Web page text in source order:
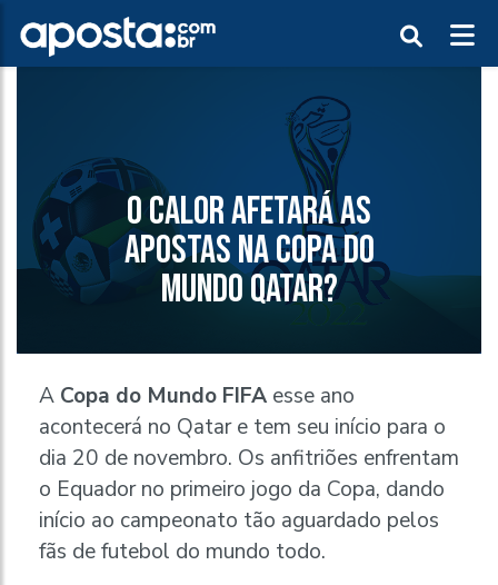
O CALOR AFETARÁ AS
APOSTAS NA COPA DO
MUNDO QATAR?
A Copa do Mundo FIFA esse ano
acontecerá no Qatar e tem seu início para o
dia 20 de novembro. Os anfitriões enfrentam
o Equador no primeiro jogo da Copa, dando
início ao campeonato tão aguardado pelos
fãs de futebol do mundo todo.